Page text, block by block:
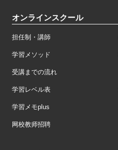
オンラインスクール
担任制・講師
学習メソッド
受講までの流れ
学習レベル表
学習メモplus
网校教师招聘